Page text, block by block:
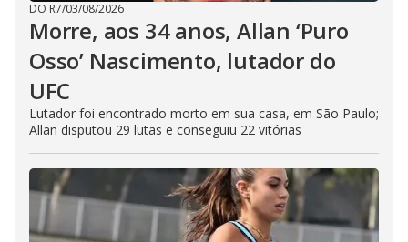
DO R7/03/08/2026
Morre, aos 34 anos, Allan ‘Puro
Osso’ Nascimento, lutador do
UFC
Lutador foi encontrado morto em sua casa, em São Paulo;
Allan disputou 29 lutas e conseguiu 22 vitórias